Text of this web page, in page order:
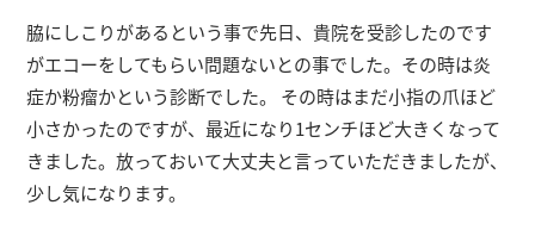
脇にしこりがあるという事で先日、貴院を受診したのです
がエコーをしてもらい問題ないとの事でした。その時は炎
症か粉瘤かという診断でした。 その時はまだ小指の爪ほど
小さかったのですが、最近になり1センチほど大きくなって
きました。放っておいて大丈夫と言っていただきましたが、
少し気になります。